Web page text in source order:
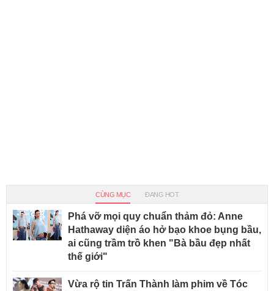
CÙNG MỤC ĐANG HOT
Phá vỡ mọi quy chuẩn thảm đỏ: Anne
Hathaway diện áo hở bạo khoe bụng bầu,
ai cũng trầm trồ khen "Bà bầu đẹp nhất
thế giới"
Vừa rộ tin Trấn Thành làm phim về Tóc